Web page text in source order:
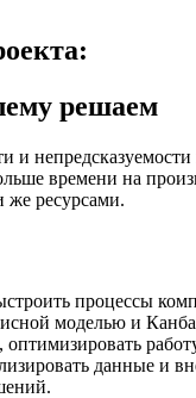
решаем
и
времени на
же ресурсами.
процессы
моделью и
оптимизировать
данные и